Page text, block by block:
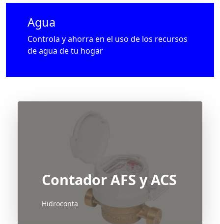
Agua
Controla y ahorra en el uso de los recursos
de agua de tu hogar
Contador AFS y ACS
Hidroconta